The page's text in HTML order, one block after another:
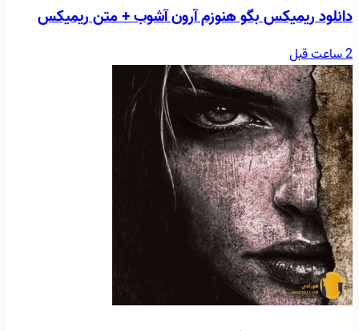
دانلود ریمیکس بگو هنوزم آرون آشوب + متن ریمیکس
2 ساعت قبل